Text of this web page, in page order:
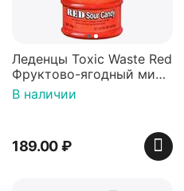
Леденцы Toxic Waste Red
Фруктово-ягодный микс
Красная банка 42 г,
Пакистан
В наличии
189.00₽